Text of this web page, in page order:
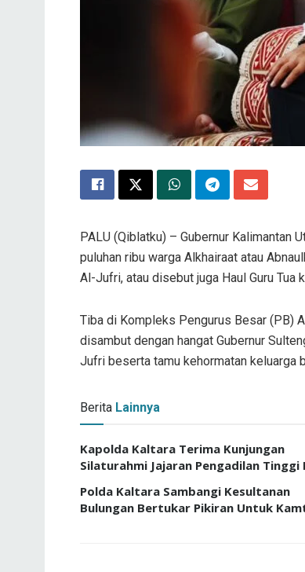
PALU (Qiblatku) – Gubernur Kalimantan
puluhan ribu warga Alkhairaat atau
Al-Jufri, atau disebut juga Haul Guru Tua
Tiba di Kompleks Pengurus Besar (PB)
disambut dengan hangat Gubernur
Jufri beserta tamu kehormatan keluarga
Berita Lainnya
Kapolda Kaltara Terima Kunjungan
Silaturahmi Jajaran Pengadilan Tinggi
Polda Kaltara Sambangi Kesultanan
Bulungan Bertukar Pikiran Untuk